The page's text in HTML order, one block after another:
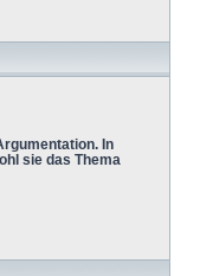
In
sie das Thema